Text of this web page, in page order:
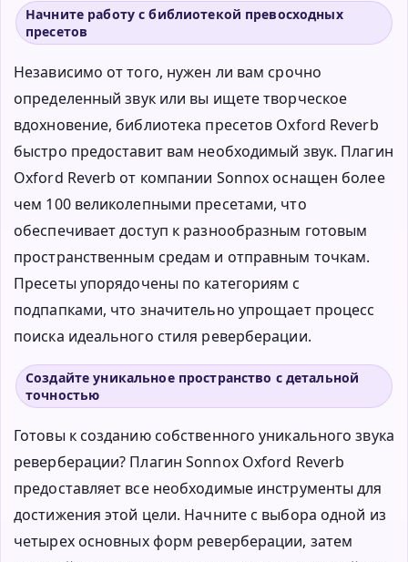
Начните работу с библиотекой превосходных
пресетов
Независимо от того, нужен ли вам срочно
определенный звук или вы ищете творческое
вдохновение, библиотека пресетов Oxford Reverb
быстро предоставит вам необходимый звук. Плагин
Oxford Reverb от компании Sonnox оснащен более
чем 100 великолепными пресетами, что
обеспечивает доступ к разнообразным готовым
пространственным средам и отправным точкам.
Пресеты упорядочены по категориям с
подпапками, что значительно упрощает процесс
поиска идеального стиля реверберации.
Создайте уникальное пространство с детальной
точностью
Готовы к созданию собственного уникального звука
реверберации? Плагин Sonnox Oxford Reverb
предоставляет все необходимые инструменты для
достижения этой цели. Начните с выбора одной из
четырех основных форм реверберации, затем